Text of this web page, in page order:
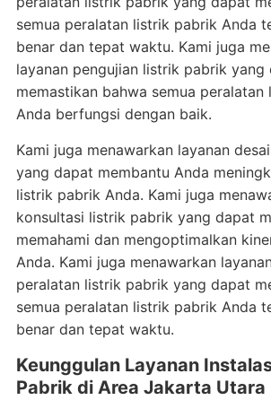
semua peralatan listrik pabrik Anda
benar dan tepat waktu. Kami juga
layanan pengujian listrik pabrik yang
memastikan bahwa semua
Anda berfungsi dengan baik.
Kami juga menawarkan layanan
yang dapat membantu Anda
listrik pabrik Anda. Kami juga
konsultasi listrik pabrik yang dapat
memahami dan mengoptimalkan
Anda. Kami juga menawarkan
peralatan listrik pabrik yang dapat
semua peralatan listrik pabrik Anda
benar dan tepat waktu.
Keunggulan Layanan
Pabrik di Area Jakarta Utara